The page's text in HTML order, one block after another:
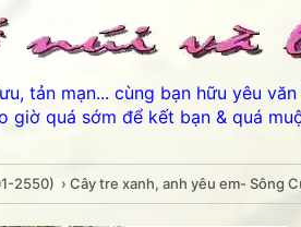
tản mạn... cùng bạn hữu yêu
giờ quá sớm để kết bạn & quá
2550) › Cây tre xanh, anh yêu em- Sông